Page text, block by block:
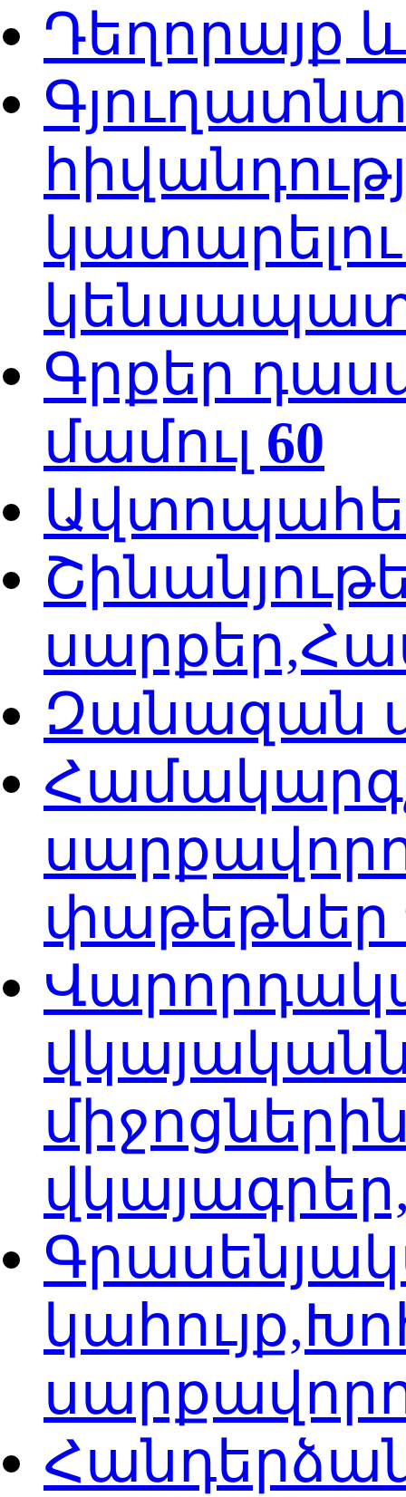
Դեղորայք
Գրքեր
մամուլ 60
Զանազան
փաթեթներ